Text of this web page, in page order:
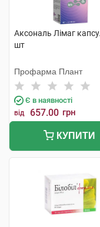
Аксональ Лімаг
шт
Профарма Плант
Є в наявності
від 657.00 грн
КУПИТИ